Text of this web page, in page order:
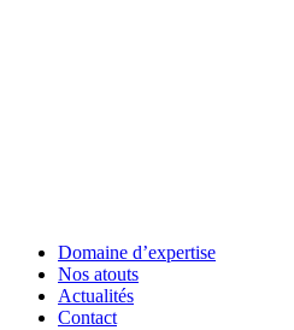
Domaine d’expertise
Nos atouts
Actualités
Contact